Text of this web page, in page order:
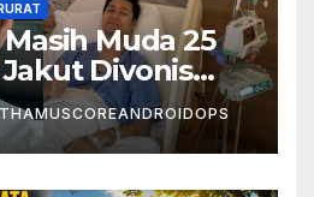
Muda 25
Divonis
Ini Dugaan
THAMUSCOREANDROIDOPS